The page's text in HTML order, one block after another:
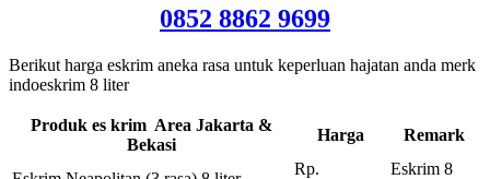
0852 8862 9699
Berikut harga eskrim aneka rasa untuk keperluan hajatan anda merk
indoeskrim 8 liter
Produk es krim Area Jakarta &
Bekasi
Harga Remark
Rp.
Eskrim 8